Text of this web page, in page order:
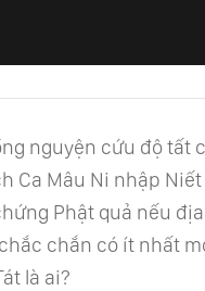
nguyện cứu độ
Ca Mâu Ni nhập
Phật quả nếu
chắn có ít nhất
là ai?